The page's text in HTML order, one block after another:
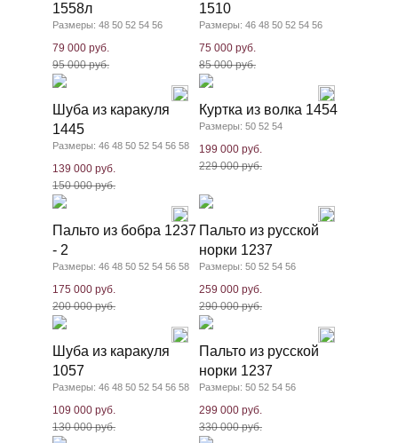
1558л
Размеры: 48 50 52 54 56
79 000 руб.
95 000 руб.
1510
Размеры: 46 48 50 52 54 56
75 000 руб.
85 000 руб.
Шуба из каракуля
1445
Размеры: 46 48 50 52 54 56 58
139 000 руб.
150 000 руб.
Куртка из волка 1454
Размеры: 50 52 54
199 000 руб.
229 000 руб.
Пальто из бобра 1237
- 2
Размеры: 46 48 50 52 54 56 58
175 000 руб.
200 000 руб.
Пальто из русской
норки 1237
Размеры: 50 52 54 56
259 000 руб.
290 000 руб.
Шуба из каракуля
1057
Размеры: 46 48 50 52 54 56 58
109 000 руб.
130 000 руб.
Пальто из русской
норки 1237
Размеры: 50 52 54 56
299 000 руб.
330 000 руб.